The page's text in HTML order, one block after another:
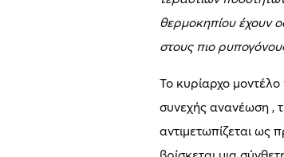
θερμοκηπίου έχουν
στους πιο
Το κυρίαρχο
συνεχής ανανέωση ,
αντιμετωπίζεται